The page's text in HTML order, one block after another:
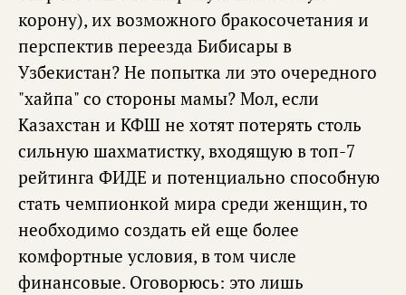
корону), их возможного бракосочетания и
перспектив переезда Бибисары в
Узбекистан? Не попытка ли это очередного
"хайпа" со стороны мамы? Мол, если
Казахстан и КФШ не хотят потерять столь
сильную шахматистку, входящую в топ-7
рейтинга ФИДЕ и потенциально способную
стать чемпионкой мира среди женщин, то
необходимо создать ей еще более
комфортные условия, в том числе
финансовые. Оговорюсь: это лишь